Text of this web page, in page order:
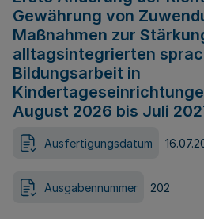
Gewährung von
Maßnahmen zur
alltagsintegrierten
Bildungsarbeit in
August 2026 bis Juli
Ausfertigungsdatum
Ausgabennummer 202